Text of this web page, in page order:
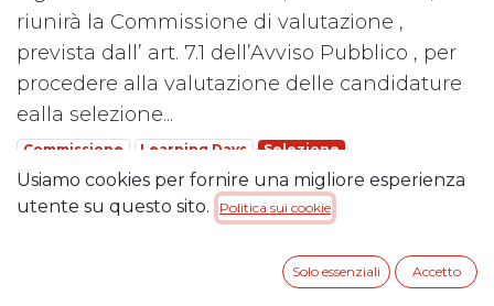
riunirà la Commissione di valutazione ,
prevista dall’ art. 7.1 dell’Avviso Pubblico , per
procedere alla valutazione delle candidature
ealla selezione...
Commissione Learning Days Selezione
Leggi di più
Usiamo cookies per fornire una migliore esperienza
utente su questo sito.
Politica sui cookie
Solo essenziali Accetto